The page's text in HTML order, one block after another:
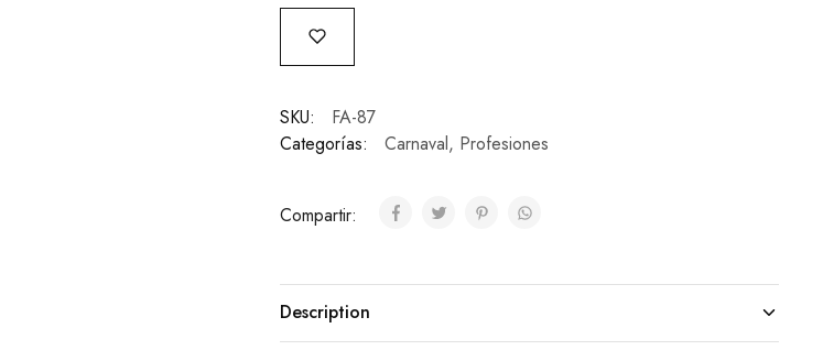
SKU:
FA-87
Categorías:
Carnaval, Profesiones
Compartir:
Description